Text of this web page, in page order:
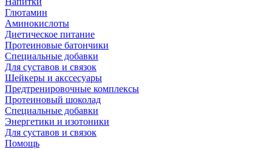
Глютамин
Аминокислоты
Диетическое питание
Протеиновые батончики
Специальные добавки
Для суставов и связок
Шейкеры и акссесуары
Предтренировочные комплексы
Протеиновый шоколад
Специальные добавки
Энергетики и изотоники
Для суставов и связок
Помощь